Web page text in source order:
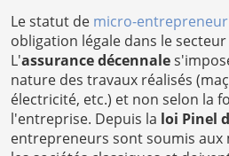
Le statut de micro-entrepreneur
obligation légale dans le
L'assurance décennale
nature des travaux réalisés
électricité, etc.) et non selon la
l'entreprise. Depuis la loi Pinel
entrepreneurs sont soumis aux